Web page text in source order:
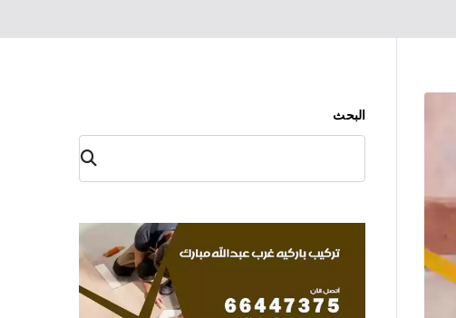
البحث
البح
ث